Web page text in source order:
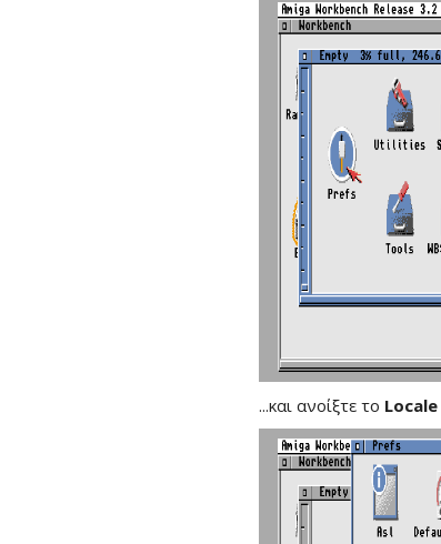
...και ανοίξτε το Locale